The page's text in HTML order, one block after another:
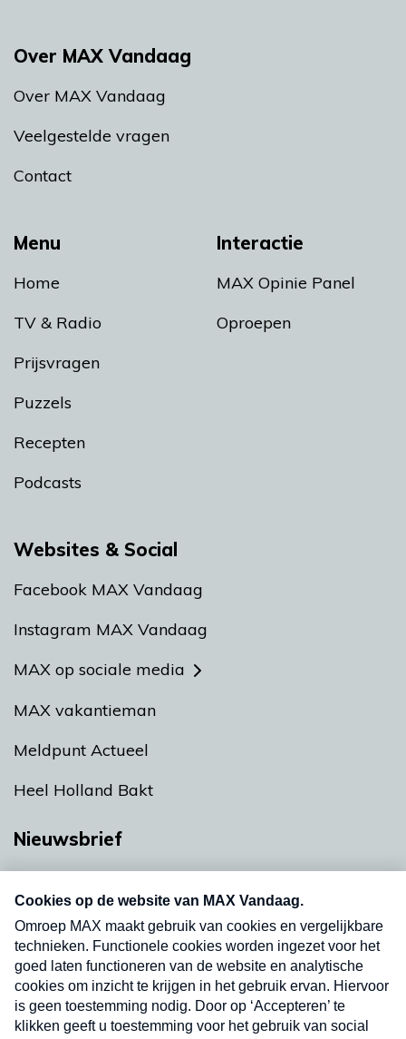
Menu
Home
TV & Radio
Prijsvragen
Puzzels
Recepten
Podcasts
Interactie
MAX Opinie Panel
Oproepen
Over MAX Vandaag
Over MAX Vandaag
Veelgestelde vragen
Contact
Websites & Social
Facebook MAX Vandaag
Instagram MAX Vandaag
MAX op sociale media
MAX vakantieman
Meldpunt Actueel
Heel Holland Bakt
Nieuwsbrief
nieuwsbrief. Elke vrijdag- en dinsdagochtend in
uw mailbox.
Verzend